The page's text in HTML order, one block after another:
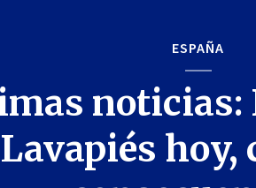
ESPAÑA
noticias:
Lavapiés hoy,